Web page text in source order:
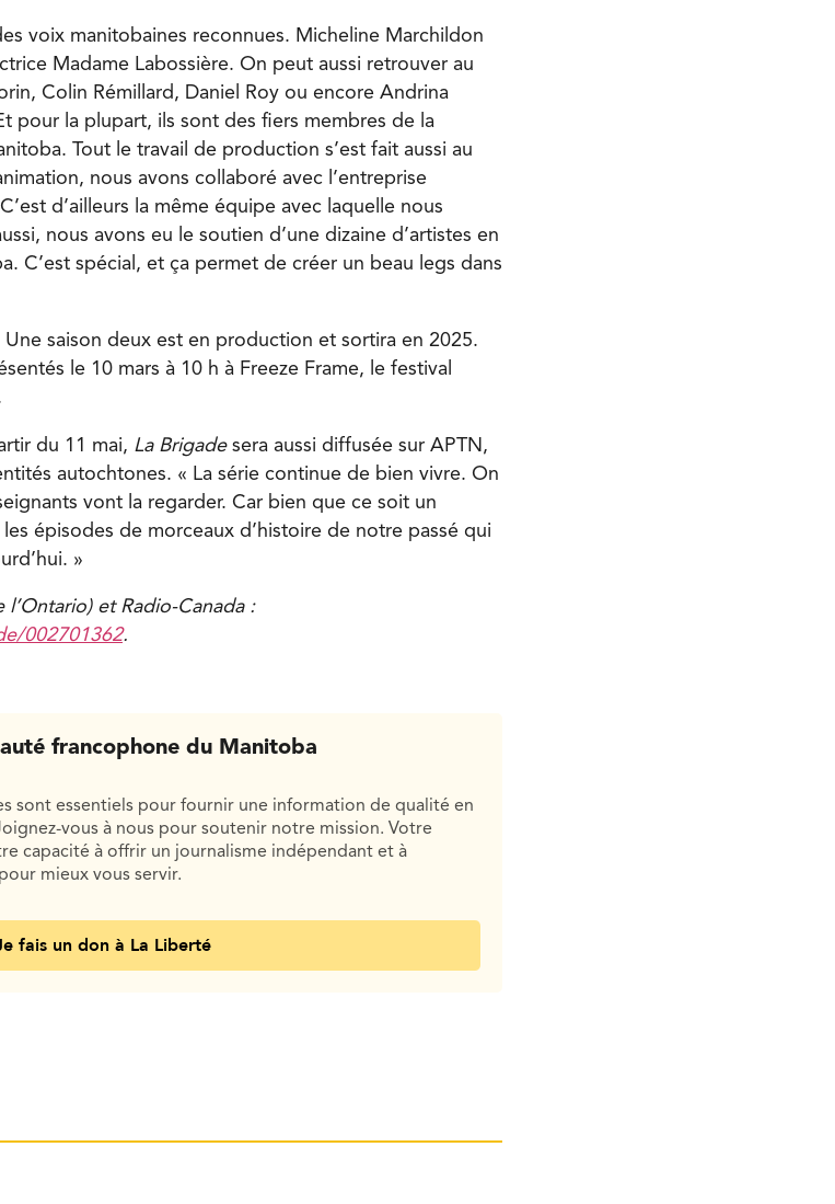
voix manitobaines reconnues. Micheline Marchildon
Madame Labossière. On peut aussi retrouver au
Colin Rémillard, Daniel Roy ou encore Andrina
pour la plupart, ils sont des fiers membres de la
Tout le travail de production s’est fait aussi au
nous avons collaboré avec l’entreprise
d’ailleurs la même équipe avec laquelle nous
nous avons eu le soutien d’une dizaine d’artistes en
C’est spécial, et ça permet de créer un beau legs dans
saison deux est en production et sortira en 2025.
le 10 mars à 10 h à Freeze Frame, le festival
du 11 mai, La Brigade sera aussi diffusée sur APTN,
autochtones. « La série continue de bien vivre. On
vont la regarder. Car bien que ce soit un
épisodes de morceaux d’histoire de notre passé qui
»
l’Ontario) et Radio-Canada :
002701362.
francophone du Manitoba
sont essentiels pour fournir une information de qualité en
vous à nous pour soutenir notre mission. Votre
capacité à offrir un journalisme indépendant et à
mieux vous servir.
fais un don à La Liberté